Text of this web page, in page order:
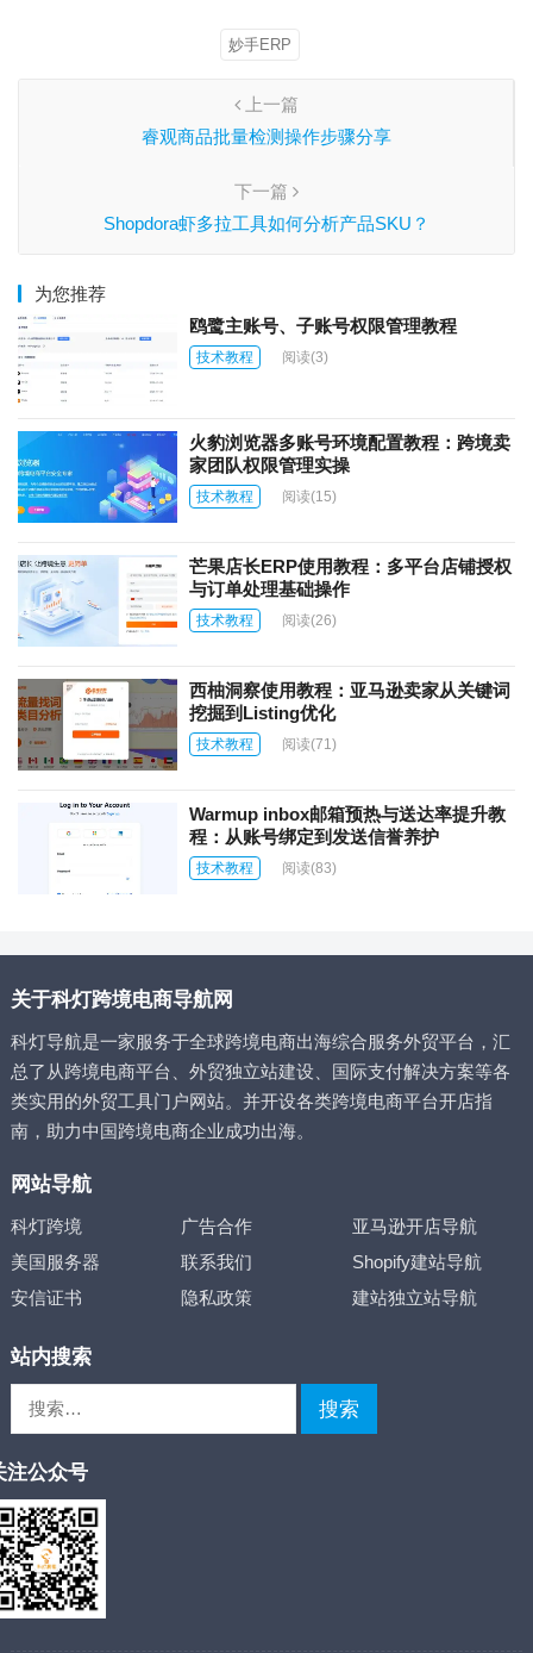
妙手ERP
上一篇
睿观商品批量检测操作步骤分享
下一篇
Shopdora虾多拉工具如何分析产品SKU？
为您推荐
鸥鹭主账号、子账号权限管理教程
技术教程 阅读(3)
火豹浏览器多账号环境配置教程：跨境卖
家团队权限管理实操
技术教程 阅读(15)
芒果店长ERP使用教程：多平台店铺授权
与订单处理基础操作
技术教程 阅读(26)
西柚洞察使用教程：亚马逊卖家从关键词
挖掘到Listing优化
技术教程 阅读(71)
Warmup inbox邮箱预热与送达率提升教
程：从账号绑定到发送信誉养护
技术教程 阅读(83)
关于科灯跨境电商导航网
科灯导航是一家服务于全球跨境电商出海综合服务外贸平台，汇
总了从跨境电商平台、外贸独立站建设、国际支付解决方案等各
类实用的外贸工具门户网站。并开设各类跨境电商平台开店指
南，助力中国跨境电商企业成功出海。
网站导航
科灯跨境 广告合作
亚马逊开店导航
美国服务器
联系我们
Shopify建站导航
安信证书
隐私政策 建站独立站导航
站内搜索
注公众号